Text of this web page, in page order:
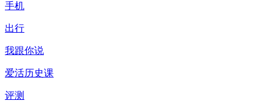
手机
出行
我跟你说
爱活历史课
评测